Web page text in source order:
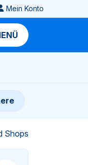
Mein Konto
Shops